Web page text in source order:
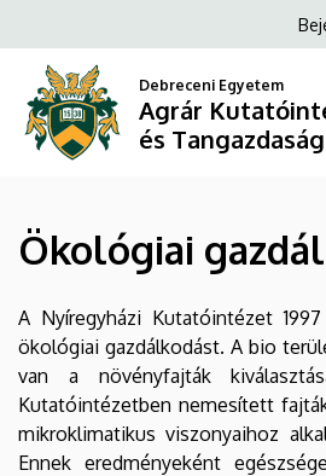
gazdálkodás
Agrár
Kutatóintézetek
és
Tangazdaság
(AKIT)
a
tartalomra
Debreceni Egyetem
Agrár
és
Ökológiai
A Nyíregyházi Kutatóintézet
ökológiai gazdálkodást. A bio
van a növényfajták
Kutatóintézetben nemesített
mikroklimatikus viszonyaihoz
Ennek eredményeként